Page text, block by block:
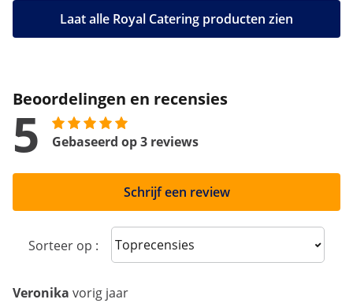
Laat alle Royal Catering producten zien
Beoordelingen en recensies
5 Gebaseerd op 3 reviews
Schrijf een review
Sorteer op : Sort reviews
Veronika vorig jaar